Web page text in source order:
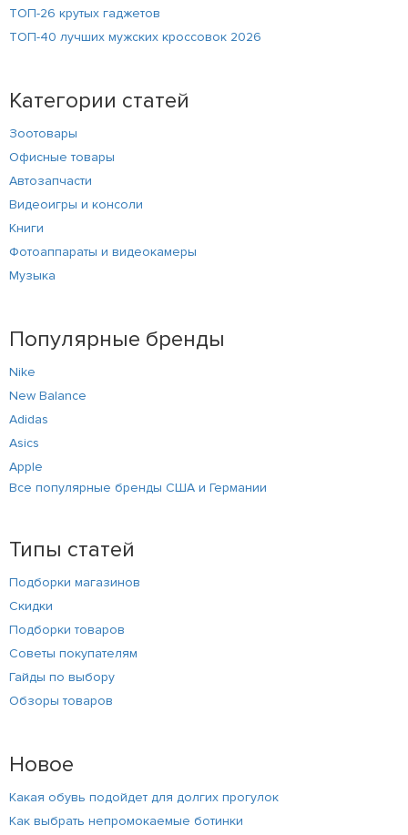
ТОП-26 крутых гаджетов
ТОП-40 лучших мужских кроссовок 2026
Категории статей
Зоотовары
Офисные товары
Автозапчасти
Видеоигры и консоли
Книги
Фотоаппараты и видеокамеры
Музыка
Популярные бренды
Nike
New Balance
Adidas
Asics
Apple
Все популярные бренды США и Германии
Типы статей
Подборки магазинов
Скидки
Подборки товаров
Советы покупателям
Гайды по выбору
Обзоры товаров
Новое
Какая обувь подойдет для долгих прогулок
Как выбрать непромокаемые ботинки